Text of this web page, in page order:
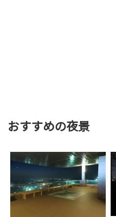
おすすめの夜景